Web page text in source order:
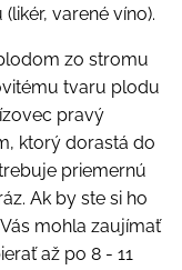
varené víno).
zo stromu
tvaru plodu
pravý
ktorý dorastá do
priemernú
Ak by ste si ho
mohla zaujímať
až po 8 - 11